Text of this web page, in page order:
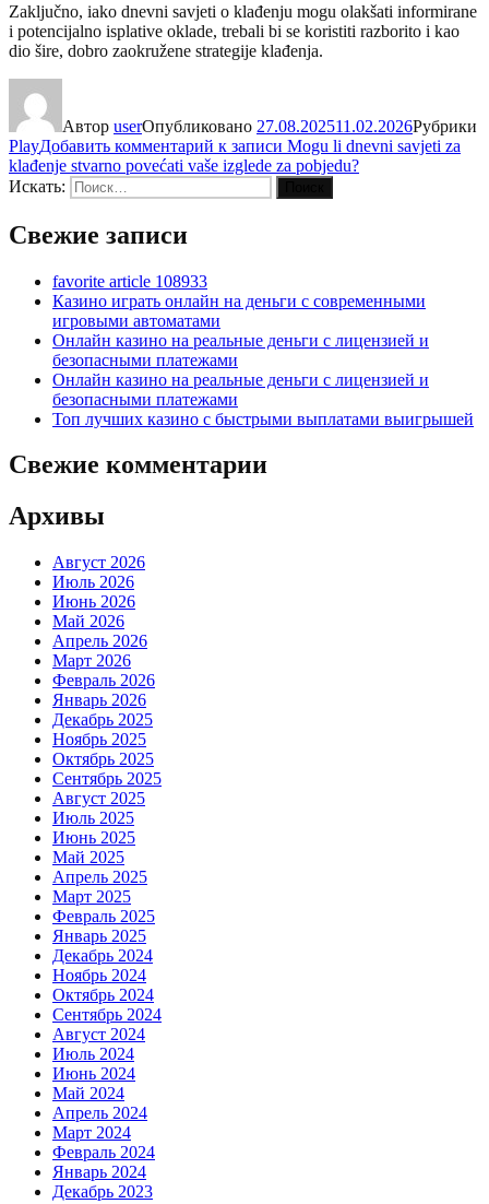
Zaključno, iako dnevni savjeti o klađenju mogu olakšati informirane
i potencijalno isplative oklade, trebali bi se koristiti razborito i kao
dio šire, dobro zaokružene strategije klađenja.
Автор userОпубликовано 27.08.202511.02.2026Рубрики
PlayДобавить комментарий к записи Mogu li dnevni savjeti za
klađenje stvarno povećati vaše izglede za pobjedu?
Искать:
Свежие записи
favorite article 108933
Казино играть онлайн на деньги с современными
игровыми автоматами
Онлайн казино на реальные деньги с лицензией и
безопасными платежами
Онлайн казино на реальные деньги с лицензией и
безопасными платежами
Топ лучших казино с быстрыми выплатами выигрышей
Свежие комментарии
Архивы
Август 2026
Июль 2026
Июнь 2026
Май 2026
Апрель 2026
Март 2026
Февраль 2026
Январь 2026
Декабрь 2025
Ноябрь 2025
Октябрь 2025
Сентябрь 2025
Август 2025
Июль 2025
Июнь 2025
Май 2025
Апрель 2025
Март 2025
Февраль 2025
Январь 2025
Декабрь 2024
Ноябрь 2024
Октябрь 2024
Сентябрь 2024
Август 2024
Июль 2024
Июнь 2024
Май 2024
Апрель 2024
Март 2024
Февраль 2024
Январь 2024
Декабрь 2023